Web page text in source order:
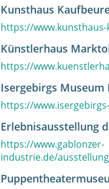
Kunsthaus
https://
Künstlerhaus
https://
Isergebirgs Museum
https://
Erlebnisausstellung
https://www.gablonzer-
industrie.de/